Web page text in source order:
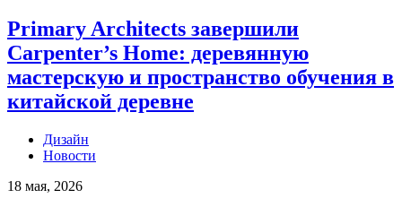
Primary Architects завершили
Carpenter’s Home: деревянную
мастерскую и пространство обучения в
китайской деревне
Дизайн
Новости
18 мая, 2026